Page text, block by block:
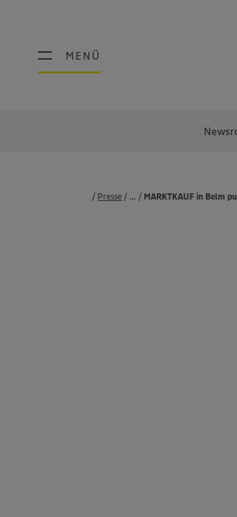
MENÜ
MENÜ
Presse Pressemeldungen
MARKTKAUF in Belm
...